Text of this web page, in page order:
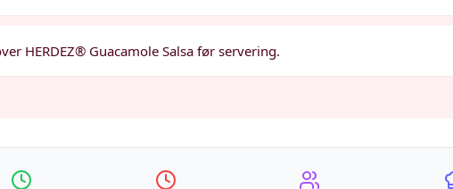
HERDEZ® Guacamole Salsa før servering.